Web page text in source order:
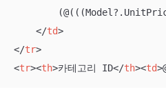
</td>
</tr>
<tr><th>카테고리 ID</th><td>